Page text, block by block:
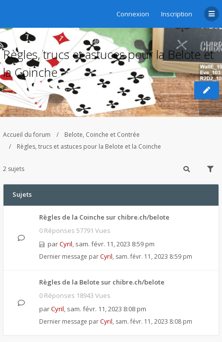
Connexion Inscription
Règles, trucs et astuces pour la Belote et
la Coinche
Accueil du forum
Belote, Coinche et Contrée
Règles, trucs et astuces pour la Belote et la Coinche
2 sujets
Sujets
Règles de la Coinche sur chibre.ch/belote
0 Réponses 57791 Vues
parCyril, sam. févr. 11, 2023 8:59 pm
Dernier message par Cyril, sam. févr. 11, 2023 8:59 pm
Règles de la Belote sur chibre.ch/belote
0 Réponses 18943 Vues
parCyril, sam. févr. 11, 2023 8:08 pm
Dernier message par Cyril, sam. févr. 11, 2023 8:08 pm